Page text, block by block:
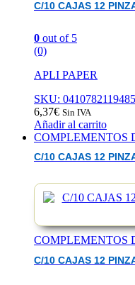
C/10 CAJAS 12
0 out of 5
(0)
APLI PAPER
SKU: 0410782119485
6,37€ Sin IVA
Añadir al carrito
COMPLEMENTOS
C/10 CAJAS 12
COMPLEMENTOS
C/10 CAJAS 12